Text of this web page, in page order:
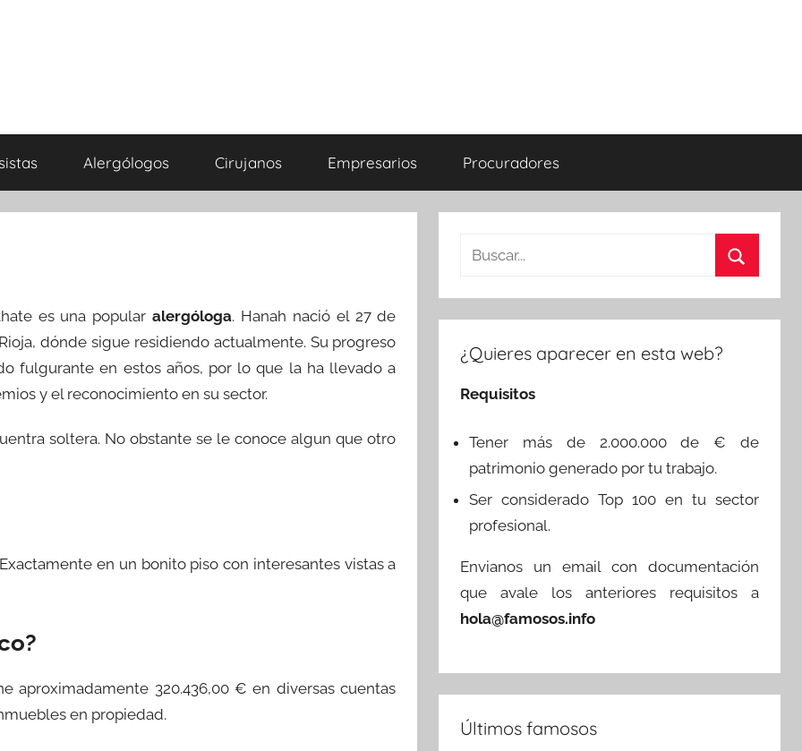
Alergólogos Cirujanos Empresarios Procuradores
es una popularalergóloga. Hanah nació el 27 de
dónde sigue residiendo actualmente. Su progreso
fulgurante en estos años, por lo que la ha llevado a
y el reconocimiento en su sector.
soltera. No obstante se le conoce algun que otro
en un bonito piso con interesantes vistas a
aproximadamente 320.436,00 € en diversas cuentas
en propiedad.
Buscar:
¿Quieres aparecer en esta web?
Requisitos
Tener más de 2.000.000 de € de
patrimonio generado por tu trabajo.
Ser considerado Top 100 en tu sector
profesional.
Envianos un email con documentación
que avale los anteriores requisitos a
hola@famosos.info
Últimos famosos